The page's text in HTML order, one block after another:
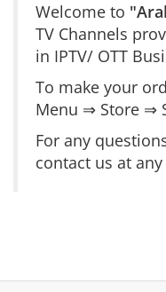
Welcome to
TV Channels
in IPTV/ OTT
To make your
Menu ⇒ Store ⇒
For any
contact us at